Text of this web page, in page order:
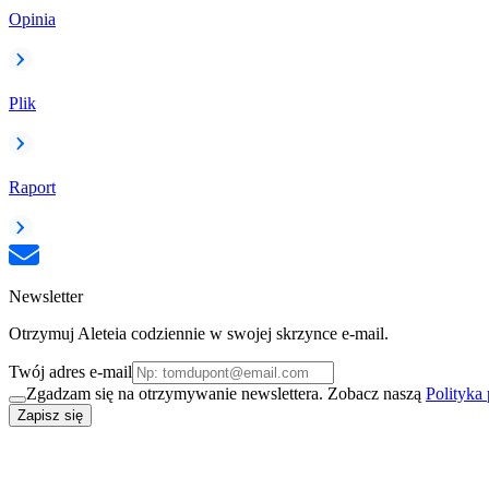
Opinia
Plik
Raport
Newsletter
Otrzymuj Aleteia codziennie w swojej skrzynce e-mail.
Twój adres e-mail
Zgadzam się na otrzymywanie newslettera. Zobacz naszą Polityka
Zapisz się